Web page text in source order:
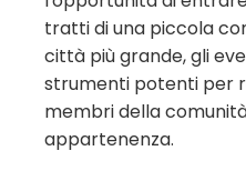
tratti di una piccola
città più grande, gli
strumenti potenti per
membri della
appartenenza.